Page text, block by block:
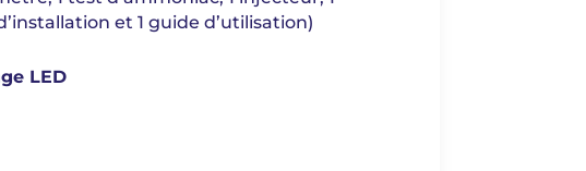
et 1 guide d’utilisation)
LED